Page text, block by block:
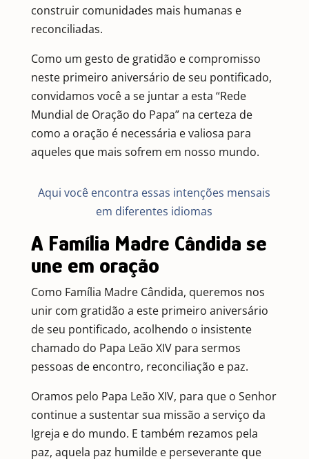
construir comunidades mais humanas e
reconciliadas.
Como um gesto de gratidão e compromisso
neste primeiro aniversário de seu pontificado,
convidamos você a se juntar a esta “Rede
Mundial de Oração do Papa” na certeza de
como a oração é necessária e valiosa para
aqueles que mais sofrem em nosso mundo.
Aqui você encontra essas intenções mensais
em diferentes idiomas
A Família Madre Cândida se
une em oração
Como Família Madre Cândida, queremos nos
unir com gratidão a este primeiro aniversário
de seu pontificado, acolhendo o insistente
chamado do Papa Leão XIV para sermos
pessoas de encontro, reconciliação e paz.
Oramos pelo Papa Leão XIV, para que o Senhor
continue a sustentar sua missão a serviço da
Igreja e do mundo. E também rezamos pela
paz, aquela paz humilde e perseverante que